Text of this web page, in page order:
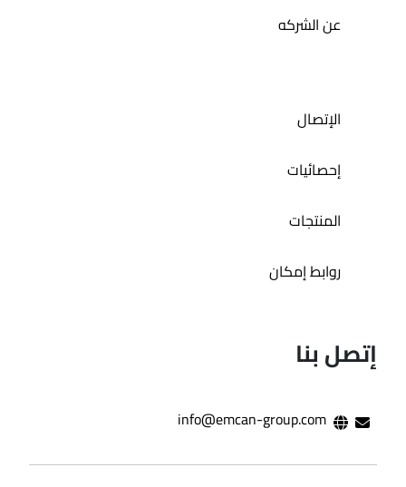
عن الشركه
الإتصال
إحصائيات
المنتجات
روابط إمكان
إتصل بنا
info@emcan-group.com